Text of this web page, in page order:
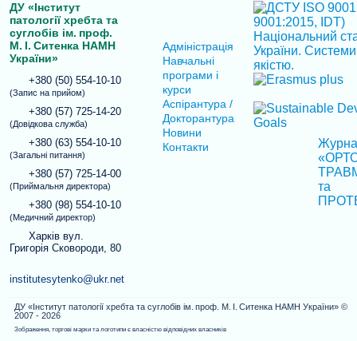
ДУ «Інститут
патології хребта та
суглобів ім. проф.
М. І. Ситенка НАМН
України»
+380 (50) 554-10-10
(Запис на прийом)
+380 (57) 725-14-20
(Довідкова служба)
+380 (63) 554-10-10
(Загальні питання)
+380 (57) 725-14-00
(Приймальня директора)
+380 (98) 554-10-10
(Медичний директор)
Харків вул.
Григорія Сковороди, 80
institutesytenko@ukr.net
Адміністрація
Навчальні
програми і
курси
Аспірантура /
Докторантура
Новини
Контакти
та
ДУ «Інститут патології хребта та суглобів ім. проф. М. І. Ситенка НАМН України» ©
2007 - 2026
Зображення, торгові марки та логотипи є власністю відповідних власників